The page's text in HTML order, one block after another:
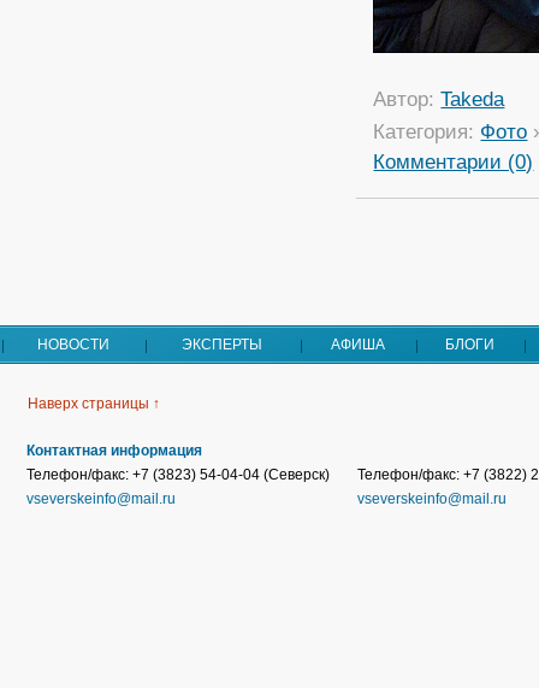
Автор:Takeda
Категория: Фото
Комментарии (0)
НОВОСТИ ЭКСПЕРТЫ АФИША БЛОГИ
Наверх страницы ↑
Контактная информация
Телефон/факс: +7 (3823) 54-04-04 (Северск)
vseverskeinfo@mail.ru
Телефон/факс: +7 (3822)
vseverskeinfo@mail.ru